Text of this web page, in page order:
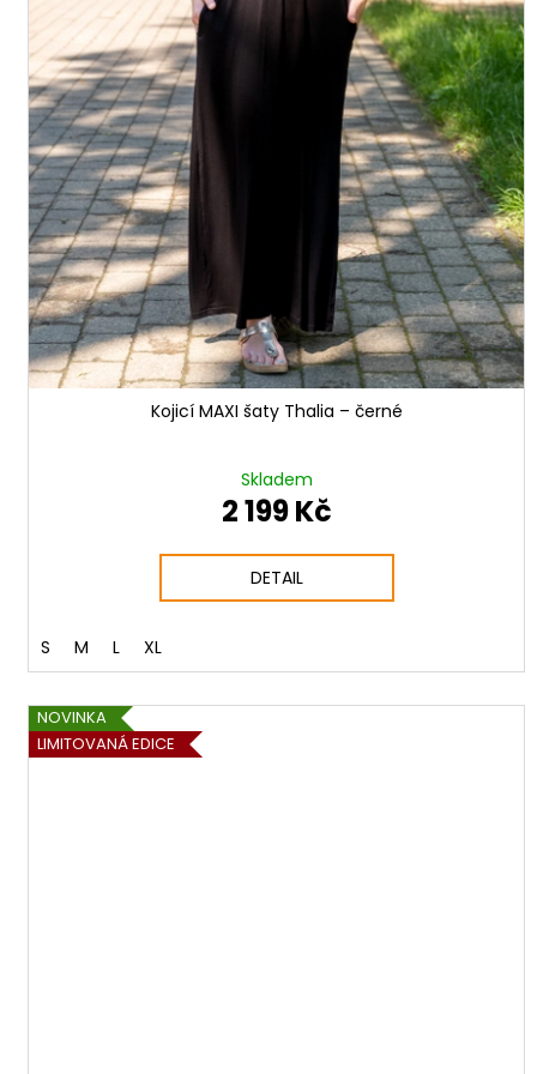
Kojicí MAXI šaty Thalia – černé
Skladem
2 199 Kč
DETAIL
S M L XL
NOVINKA
LIMITOVANÁ EDICE